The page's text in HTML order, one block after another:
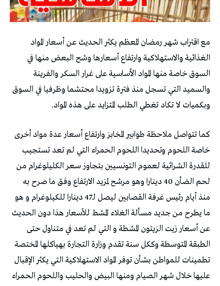
مع اقتراب شهر رمضان المعظم يكثر الحديث عن أسعار المواد
الغذائية والاستهلاكية وارتفاع أسعارها وشح البعض منها في
السوق خاصة منها المواد الأساسية على غرار السكر والفرينة
والسميد التي تسجل منذ فترة تزويدا محتشما وظرفيا في السوق
وبكميات لا تكاد تغطي الطلب المتزايد على هذه المواد.
كما تتواصل ملاحظة طوابير المخابز وارتفاع أسعار عدة مواد أخرى
خاصة اللحوم وتحديدا اللحوم الحمراء التي لم تعد تستجيب
للقدرة الشرائية لعموم التونسيين بتجاوز سعر الكليلوغرام من
لحم الضأن 40 دينارا وهو مرشح لمزيد الارتفاع وفق ما صرح به
منذ أيام رئيس غرفة القصابين ليصل لـ47 دينارا للكيلوغرام و هو
ما يطرح من جديد مسألة الغلاء المشط للأسعار هذا دون الحديث
عن أسعار زيت الزيتون المشطة و التي لم تعد في متناول حتى
الطبقة المتوسطة وككل سنة تقدم وزارة التجارة بهياكلها المختصة
تطمينات للمواطن بشأن توفر المواد الاستهلاكية التي يكثر الإقبال
عليها خلال شهر الصيام ومنها البيض والحليب واللحوم الحمراء